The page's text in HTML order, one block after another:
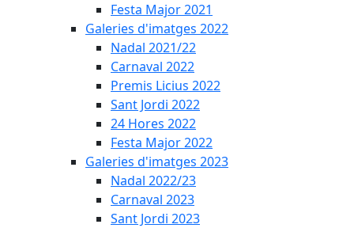
Festa Major 2021
Galeries d'imatges 2022
Nadal 2021/22
Carnaval 2022
Premis Licius 2022
Sant Jordi 2022
24 Hores 2022
Festa Major 2022
Galeries d'imatges 2023
Nadal 2022/23
Carnaval 2023
Sant Jordi 2023